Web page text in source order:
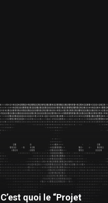
C’est quoi le “Projet